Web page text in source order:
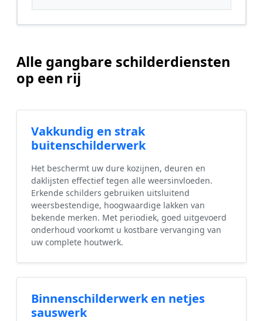
Alle gangbare schilderdiensten
op een rij
Vakkundig en strak
buitenschilderwerk
Het beschermt uw dure kozijnen, deuren en
daklijsten effectief tegen alle weersinvloeden.
Erkende schilders gebruiken uitsluitend
weersbestendige, hoogwaardige lakken van
bekende merken. Met periodiek, goed uitgevoerd
onderhoud voorkomt u kostbare vervanging van
uw complete houtwerk.
Binnenschilderwerk en netjes
sauswerk